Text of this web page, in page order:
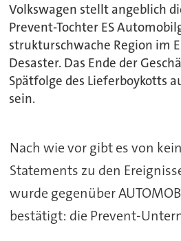
Volkswagen stellt angeblich
Prevent-Tochter ES
strukturschwache Region im
Desaster. Das Ende der
Spätfolge des Lieferboykotts
sein.
Nach wie vor gibt es von
Statements zu den
wurde gegenüber
bestätigt: die Prevent-